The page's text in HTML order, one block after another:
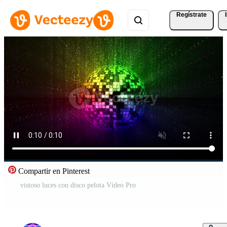
Regístrate
Compartir en Pinterest
vistoso luces con disco pelota Vídeo Pro